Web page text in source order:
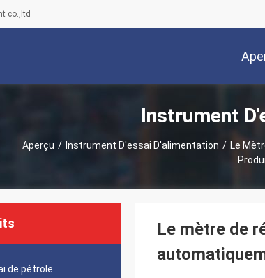
co.,ltd
Instrument
Aperçu / Instrument D'essai D'alimentation / Le
de pétrole
Le mètre de